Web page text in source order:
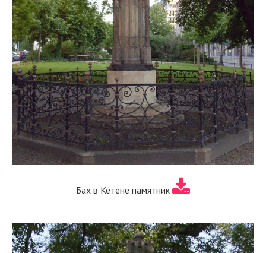
Бах в Кётене памятник